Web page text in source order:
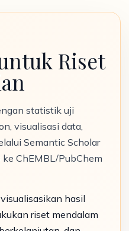
Riset
statistik uji
visualisasi data,
Semantic Scholar
ChEMBL/PubChem
hasil
riset mendalam